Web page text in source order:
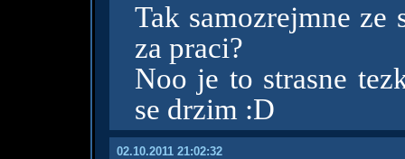
Tak samozrejmne
za praci?
Noo je to strasne
se drzim :D
02.10.2011 21:02:32